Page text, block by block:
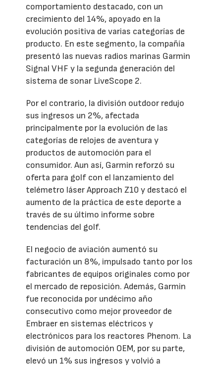
comportamiento destacado, con un
crecimiento del 14%, apoyado en la
evolución positiva de varias categorías de
producto. En este segmento, la compañía
presentó las nuevas radios marinas Garmin
Signal VHF y la segunda generación del
sistema de sonar LiveScope 2.
Por el contrario, la división outdoor redujo
sus ingresos un 2%, afectada
principalmente por la evolución de las
categorías de relojes de aventura y
productos de automoción para el
consumidor. Aun así, Garmin reforzó su
oferta para golf con el lanzamiento del
telémetro láser Approach Z10 y destacó el
aumento de la práctica de este deporte a
través de su último informe sobre
tendencias del golf.
El negocio de aviación aumentó su
facturación un 8%, impulsado tanto por los
fabricantes de equipos originales como por
el mercado de reposición. Además, Garmin
fue reconocida por undécimo año
consecutivo como mejor proveedor de
Embraer en sistemas eléctricos y
electrónicos para los reactores Phenom. La
división de automoción OEM, por su parte,
elevó un 1% sus ingresos y volvió a